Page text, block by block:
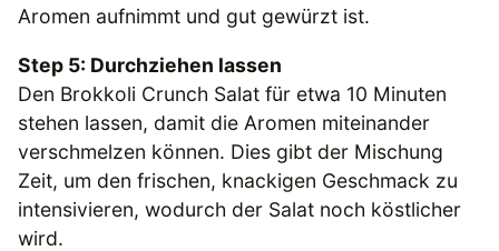
Aromen aufnimmt und gut gewürzt ist.
Step 5: Durchziehen lassen
Den Brokkoli Crunch Salat für etwa 10 Minuten
stehen lassen, damit die Aromen miteinander
verschmelzen können. Dies gibt der Mischung
Zeit, um den frischen, knackigen Geschmack zu
intensivieren, wodurch der Salat noch köstlicher
wird.